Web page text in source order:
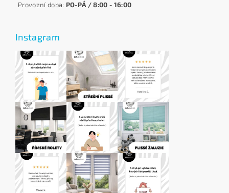
Provozní doba: PO-PÁ / 8:00 - 16:00
Instagram